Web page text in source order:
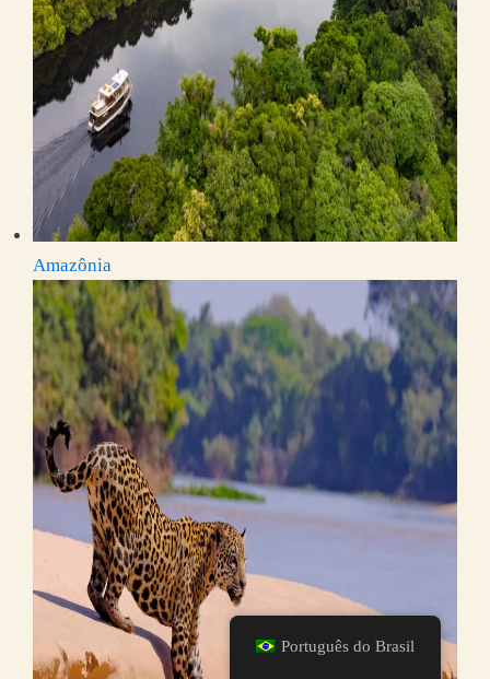
Amazônia
Português do Brasil